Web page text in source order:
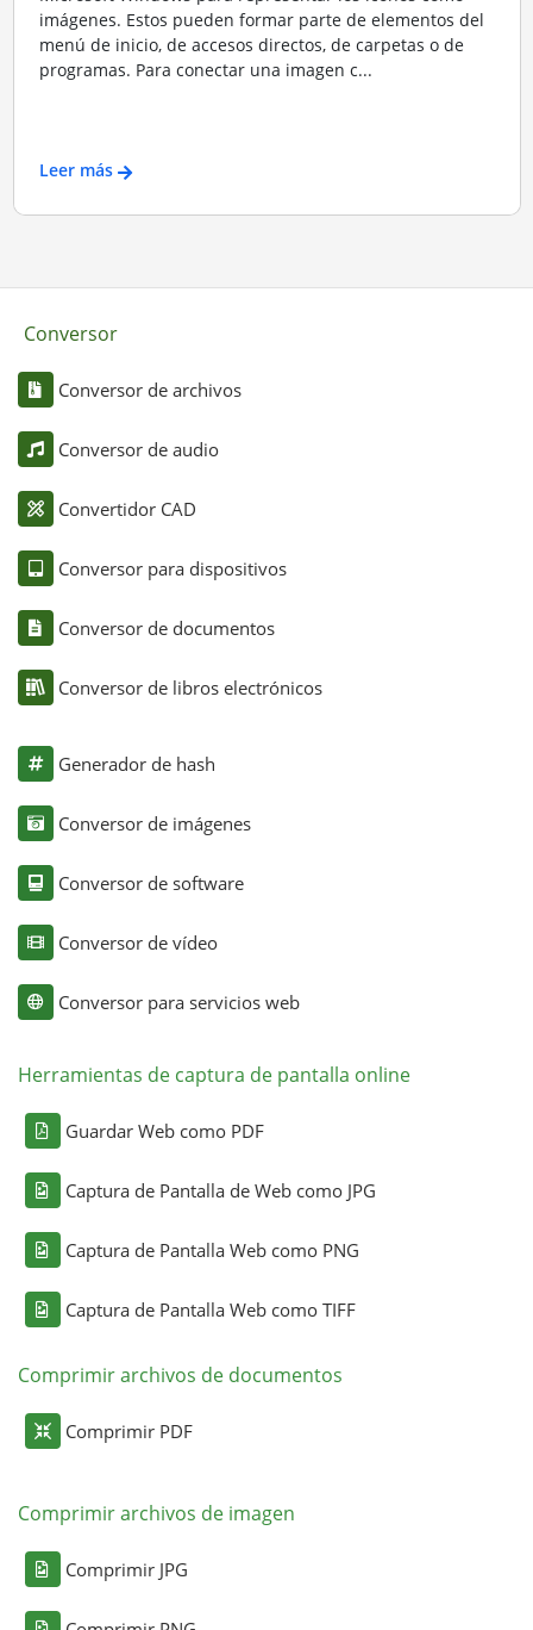
imágenes. Estos pueden formar parte de elementos del
menú de inicio, de accesos directos, de carpetas o de
programas. Para conectar una imagen c...
Leer más
Conversor
Conversor de archivos
Conversor de audio
Convertidor CAD
Conversor para dispositivos
Conversor de documentos
Conversor de libros electrónicos
Generador de hash
Conversor de imágenes
Conversor de software
Conversor de vídeo
Conversor para servicios web
Herramientas de captura de pantalla online
Guardar Web como PDF
Captura de Pantalla de Web como JPG
Captura de Pantalla Web como PNG
Captura de Pantalla Web como TIFF
Comprimir archivos de documentos
Comprimir PDF
Comprimir archivos de imagen
Comprimir JPG